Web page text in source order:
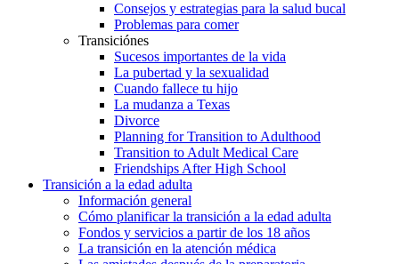
Consejos y estrategias para la salud bucal
Problemas para comer
Transiciónes
Sucesos importantes de la vida
La pubertad y la sexualidad
Cuando fallece tu hijo
La mudanza a Texas
Divorce
Planning for Transition to Adulthood
Transition to Adult Medical Care
Friendships After High School
Transición a la edad adulta
Información general
Cómo planificar la transición a la edad adulta
Fondos y servicios a partir de los 18 años
La transición en la atención médica